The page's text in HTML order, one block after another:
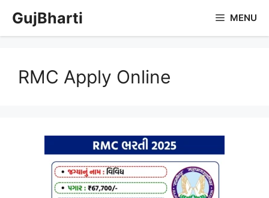
content
GujBharti MENU
RMC Apply Online